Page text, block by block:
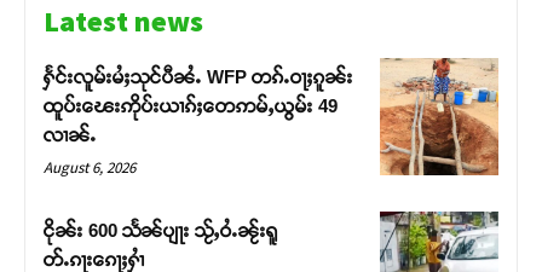
Latest news
ႁႅင်းလူမ်းမႆႈသုင်ပီၼႆႉ WFP တၵ်ႉဝႃႈၵူၼ်း
ထူပ်းၽေးဢိုပ်းယၢၵ်ႈတေဢမ်ႇယွမ်း 49
လၢၼ်ႉ
August 6, 2026
ငိုၼ်း 600 သႅၼ်ပျႃး သႂ်ႇဝႆႉၼႂ်းရူ
တ်ႉၵႃးၵေႃႈႁၢႆ